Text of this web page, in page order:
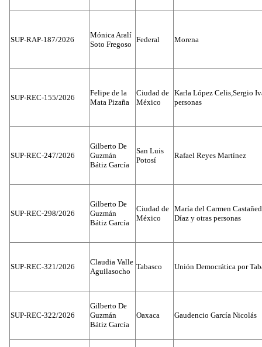
SUP-RAP-187/2026
Mónica Aralí
Soto Fregoso
Federal Morena
SUP-REC-155/2026
Felipe de la
Mata Pizaña
Ciudad de
México
Karla López Celis,Sergio
personas
SUP-REC-247/2026
Gilberto De
Guzmán
Bátiz García
San Luis
Potosí
Rafael Reyes Martínez
SUP-REC-298/2026
Gilberto De
Guzmán
Bátiz García
Ciudad de
México
María del Carmen
Díaz y otras personas
SUP-REC-321/2026
Claudia Valle
Aguilasocho
Tabasco Unión Democrática por
SUP-REC-322/2026
Gilberto De
Guzmán
Bátiz García
Oaxaca Gaudencio García Nicolás